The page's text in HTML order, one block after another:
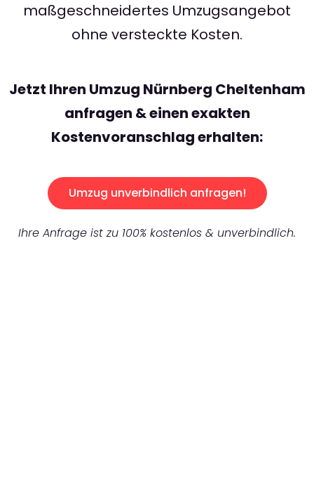
maßgeschneidertes Umzugsangebot
ohne versteckte Kosten.
Jetzt Ihren Umzug Nürnberg Cheltenham
anfragen & einen exakten
Kostenvoranschlag erhalten:
Umzug unverbindlich anfragen!
Ihre Anfrage ist zu 100% kostenlos & unverbindlich.